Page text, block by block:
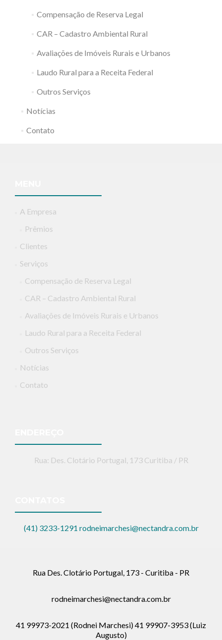
Compensação de Reserva Legal
CAR – Cadastro Ambiental Rural
Avaliações de Imóveis Rurais e Urbanos
Laudo Rural para a Receita Federal
Outros Serviços
Notícias
Contato
A Empresa
Prêmios
Clientes
Serviços
Compensação de Reserva Legal
CAR – Cadastro Ambiental Rural
Avaliações de Imóveis Rurais e Urbanos
Laudo Rural para a Receita Federal
Outros Serviços
Notícias
Contato
Rua: Des. Clotário Portugal, 173 Curitiba / PR
(41) 3233-1291 rodneimarchesi@nectandra.com.br
Rua Des. Clotário Portugal, 173 - Curitiba - PR
rodneimarchesi@nectandra.com.br
41 99973-2021 (Rodnei Marchesi) 41 99907-3953 (Luiz
Augusto)